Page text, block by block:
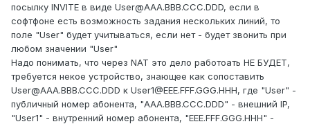
посылку INVITE в виде User@AAA.BBB.CCC.DDD, если в
софтфоне есть возможность задания нескольких линий, то
поле "User" будет учитываться, если нет - будет звонить при
любом значении "User"
Надо понимать, что через NAT это дело работоать НЕ БУДЕТ,
требуется некое устройство, знающее как сопоставить
User@AAA.BBB.CCC.DDD к User1@EEE.FFF.GGG.HHH, где "User" -
публичный номер абонента, "AAA.BBB.CCC.DDD" - внешний IP,
"User1" - внутренний номер абонента, "EEE.FFF.GGG.HHH" -